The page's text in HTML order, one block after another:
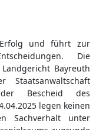
und führt zur
Die
Bayreuth
Bescheid des
legen keinen
Sachverhalt unter